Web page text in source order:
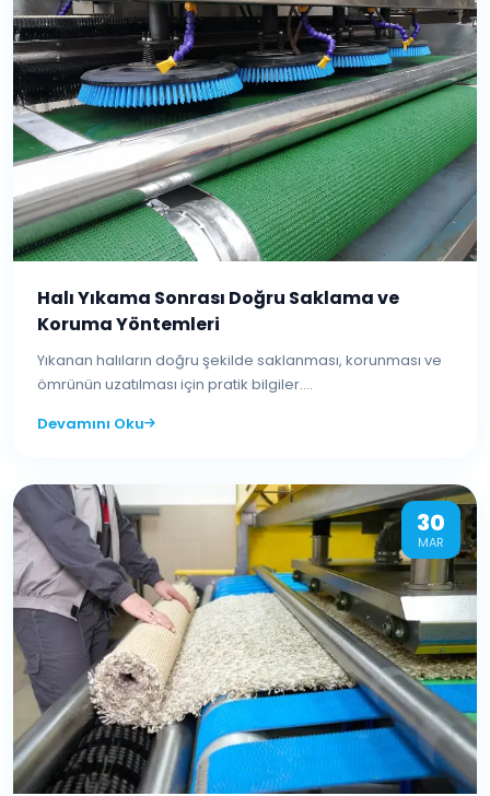
Halı Yıkama Sonrası Doğru Saklama ve
Koruma Yöntemleri
Yıkanan halıların doğru şekilde saklanması, korunması ve
ömrünün uzatılması için pratik bilgiler....
Devamını Oku
30
MAR